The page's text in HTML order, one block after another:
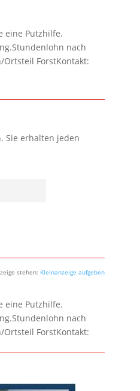
eine Putzhilfe.
nach
Ortsteil ForstKontakt:
Sie erhalten jeden
stehen: Kleinanzeige aufgeben
eine Putzhilfe.
nach
Ortsteil ForstKontakt: